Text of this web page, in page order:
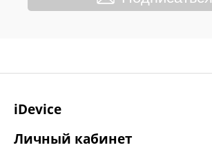
iDevice
Личный кабинет